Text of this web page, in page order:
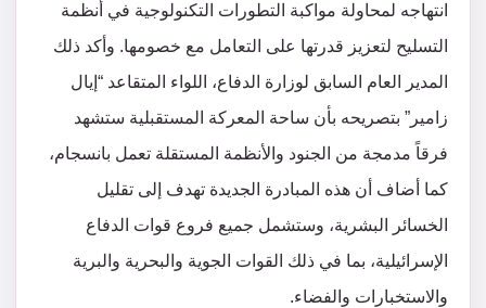
انتهاجه لمحاولة مواكبة التطورات التكنولوجية في أنظمة
التسليح لتعزيز قدرتها على التعامل مع خصومها. وأكد ذلك
المدير العام السابق لوزارة الدفاع، اللواء المتقاعد “إيال
زامير” بتصريحه بأن ساحة المعركة المستقبلية ستشهد
فرقاً مدمجة من الجنود والأنظمة المستقلة تعمل بانسجام،
كما أضاف أن هذه المبادرة الجديدة تهدف إلى تقليل
الخسائر البشرية، وستشمل جميع فروع قوات الدفاع
الإسرائيلية، بما في ذلك القوات الجوية والبحرية والبرية
والاستخبارات والفضاء.